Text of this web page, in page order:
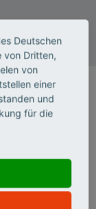
Deutschen
von Dritten,
von
einer
und
für die